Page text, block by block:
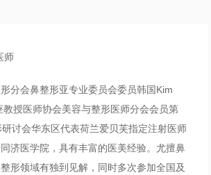
师
分会鼻整形亚专业委员会委员韩国Kim
授医师协会美容与整形医师分会会员第
讨会华东区代表荷兰爱贝芙指定注射医师
济医学院，具有丰富的医美经验。尤擅鼻
形领域有独到见解，同时多次参加全国及